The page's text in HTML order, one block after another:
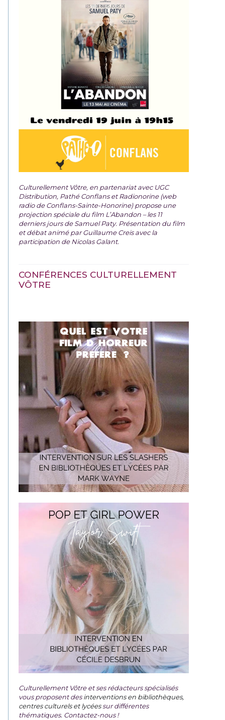
Culturellement Vôtre, en partenariat avec UGC
Distribution, Pathé Conflans et Radionorine (web
radio de Conflans-Sainte-Honorine) propose une
projection spéciale du film L’Abandon – les 11
derniers jours de Samuel Paty. Présentation du film
et débat animé par Guillaume Creis avec la
participation de Nicolas Galant.
CONFÉRENCES CULTURELLEMENT
VÔTRE
Culturellement Vôtre et ses rédacteurs spécialisés
vous proposent desinterventions en bibliothèques,
centres culturels et lycéessur différentes
thématiques. Contactez-nous !